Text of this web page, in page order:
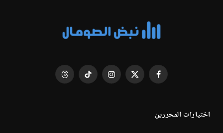
فيسبوك X
الانستغرامتيكتوك Threads
اختيارات المحررين